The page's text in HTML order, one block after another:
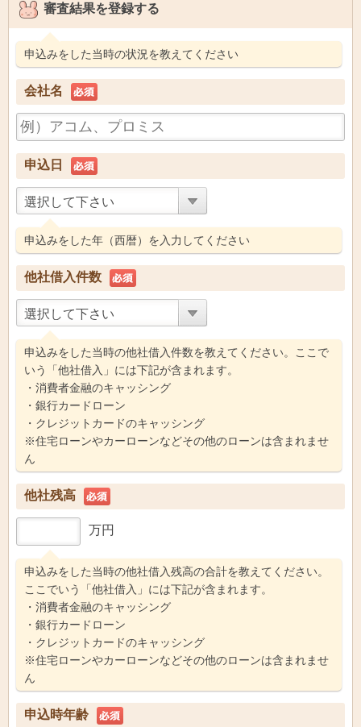
審査結果を登録する
申込みをした当時の状況を教えてください
会社名
申込日
選択して下さい
申込みをした年（西暦）を入力してください
他社借入件数
選択して下さい
申込みをした当時の他社借入件数を教えてください。ここで
いう「他社借入」には下記が含まれます。
・消費者金融のキャッシング
・銀行カードローン
・クレジットカードのキャッシング
※住宅ローンやカーローンなどその他のローンは含まれませ
ん
他社残高
万円
申込みをした当時の他社借入残高の合計を教えてください。
ここでいう「他社借入」には下記が含まれます。
・消費者金融のキャッシング
・銀行カードローン
・クレジットカードのキャッシング
※住宅ローンやカーローンなどその他のローンは含まれませ
ん
申込時年齢